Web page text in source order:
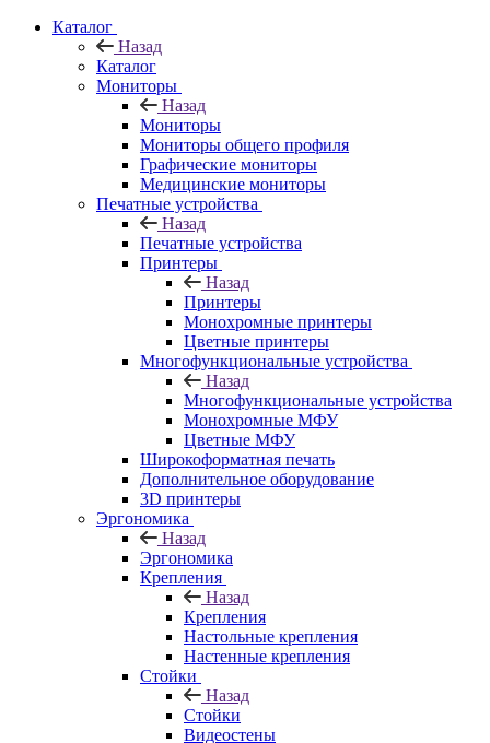
Каталог
Назад
Каталог
Мониторы
Назад
Мониторы
Мониторы общего профиля
Графические мониторы
Медицинские мониторы
Печатные устройства
Назад
Печатные устройства
Принтеры
Назад
Принтеры
Моноxромныe принтеры
Цвeтныe принтеры
Многофункциональные устройства
Назад
Многофункциональные устройства
Монохромные МФУ
Цветные МФУ
Широкоформатная печать
Дополнительное оборудование
3D принтеры
Эргономика
Назад
Эргономика
Крепления
Назад
Крепления
Настольные крепления
Настенные крепления
Стойки
Назад
Стойки
Видеостены